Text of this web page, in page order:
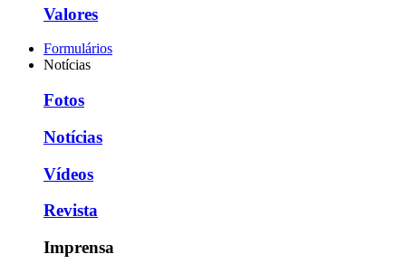
Valores
Formulários
Notícias
Fotos
Notícias
Vídeos
Revista
Imprensa